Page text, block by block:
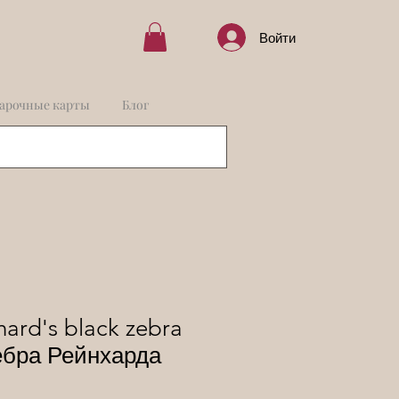
Войти
карты Блог
black zebra
Рейнхарда